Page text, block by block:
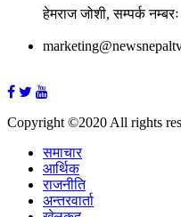
हेमराज जोशी, सम्पर्क
Copyright ©2020 All rights
समाचार
आर्थिक
राजनीति
अन्तरवार्ता